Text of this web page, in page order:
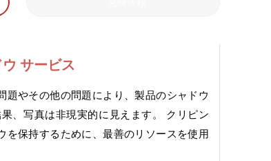
サービス
題やその他の問題により、製品のシャドウ
、写真は非現実的に見えます。 クリピン
を保持するために、最善のリソースを使用